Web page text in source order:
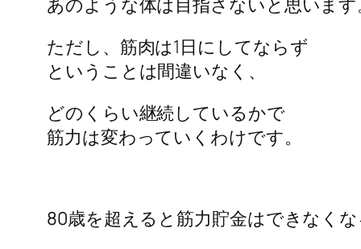
あのような体は目指さないと思います
ただし、筋肉は1日にしてならず
ということは間違いなく、
どのくらい継続しているかで
筋力は変わっていくわけです。
80歳を超えると筋力貯金はできなくな